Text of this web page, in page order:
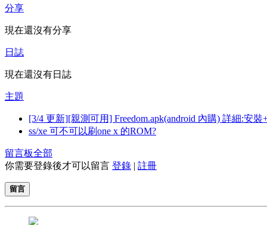
分享
現在還沒有分享
日誌
現在還沒有日誌
主題
[3/4 更新][親測可用] Freedom.apk(android 內購) 詳細:安裝
ss/xe 可不可以刷one x 的ROM?
留言板全部
你需要登錄後才可以留言 登錄 | 註冊
留言